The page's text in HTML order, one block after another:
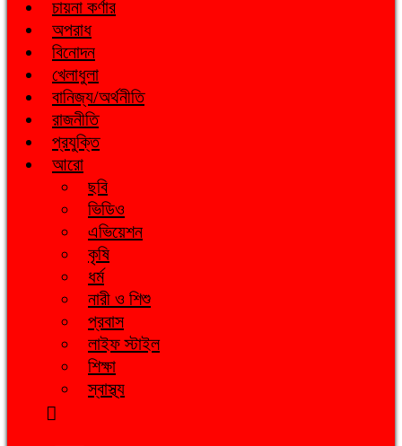
চায়না কর্ণার
অপরাধ
বিনোদন
খেলাধুলা
বানিজ্য/অর্থনীতি
রাজনীতি
প্রযুক্তি
আরো
ছবি
ভিডিও
এভিয়েশন
কৃষি
ধর্ম
নারী ও শিশু
প্রবাস
লাইফ স্টাইল
শিক্ষা
স্বাস্থ্য